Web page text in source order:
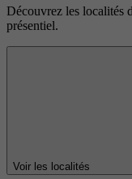
Découvrez les localités
présentiel.
Voir les localités